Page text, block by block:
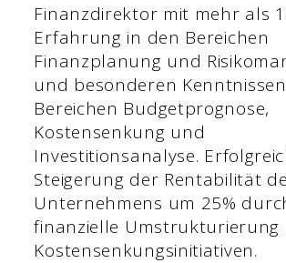
Finanzdirektor mit mehr als
Erfahrung in den Bereichen
Finanzplanung und
und besonderen
Bereichen Budgetprognose,
Kostensenkung und
Investitionsanalyse.
Steigerung der Rentabilität
Unternehmens um 25%
finanzielle Umstrukturierung
Kostensenkungsinitiativen.